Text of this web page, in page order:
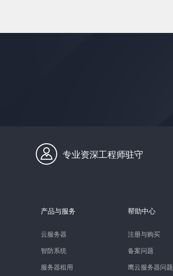
专业资深工程师驻守
产品与服务
云服务器
智防系统
服务器租用
帮助中心
注册与购买
备案问题
鹰云服务器问题